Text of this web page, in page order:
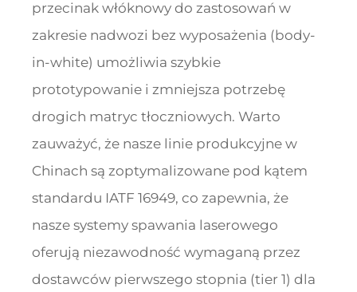
przecinak włóknowy do zastosowań w
zakresie nadwozi bez wyposażenia (body-
in-white) umożliwia szybkie
prototypowanie i zmniejsza potrzebę
drogich matryc tłoczniowych. Warto
zauważyć, że nasze linie produkcyjne w
Chinach są zoptymalizowane pod kątem
standardu IATF 16949, co zapewnia, że
nasze systemy spawania laserowego
oferują niezawodność wymaganą przez
dostawców pierwszego stopnia (tier 1) dla